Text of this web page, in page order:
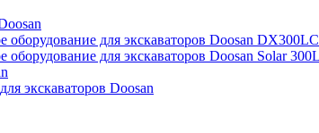
оборудование для экскаваторов Doosan
оборудование для экскаваторов Doosan Solar
экскаваторов Doosan